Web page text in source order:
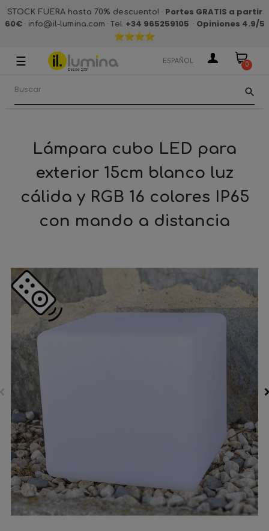
STOCK FUERA hasta 70% descuento! · Portes GRATIS a partir
60€· info@il-lumina.com · Tel. +34 965259105 · Opiniones 4.9/5
Navegación
palanca
☰ ESPAÑOL 0
search
Lámpara cubo LED para
exterior 15cm blanco luz
cálida y RGB 16 colores IP65
con mando a distancia